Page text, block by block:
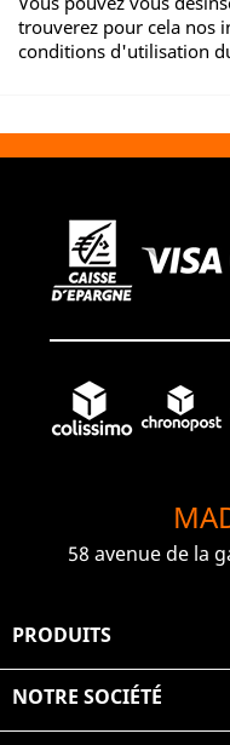
trouverez pour cela nos
conditions d'utilisation
58 avenue de la
PRODUITS
NOTRE SOCIÉTÉ